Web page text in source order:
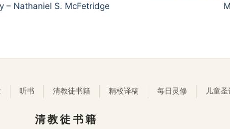
– Nathaniel S. McFetridge
听书 清教徒书籍 精校译稿 每日灵修 儿童圣